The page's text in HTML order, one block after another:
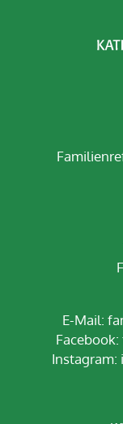
E-Mail:
Facebook:
Instagram: